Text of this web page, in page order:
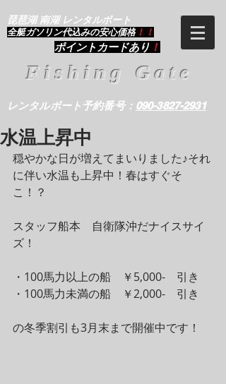
琵琶湖 南湖 レンタルボート
​全艇ガソリン代込みの安心価格 ！！
ポイントカードあり ！
Fishing Gate
レンタルボート予約番号： 090-3827-2931
水温上昇中
穏やかな日が増えてまいりました♪それ
に伴い水温も上昇中！春はすぐそ
こ！？
スタッフ船本　自衛隊沖だナイスサイ
ズ！
・100馬力以上の船　￥5,000-　引き
・100馬力未満の船　￥2,000-　引き
の冬季割引も3月末まで開催中です！